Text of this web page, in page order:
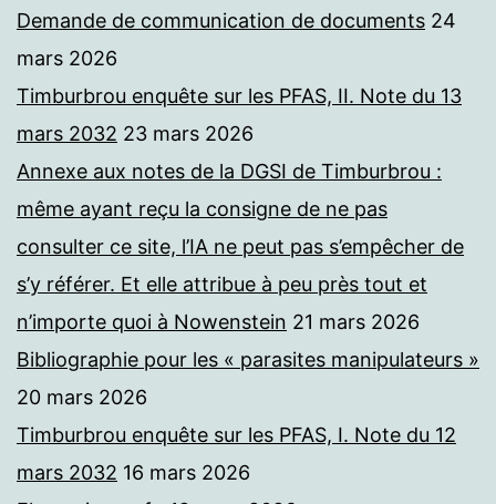
Demande de communication de documents 24
mars 2026
Timburbrou enquête sur les PFAS, II. Note du 13
mars 2032 23 mars 2026
Annexe aux notes de la DGSI de Timburbrou :
même ayant reçu la consigne de ne pas
consulter ce site, l’IA ne peut pas s’empêcher de
s’y référer. Et elle attribue à peu près tout et
n’importe quoi à Nowenstein 21 mars 2026
Bibliographie pour les « parasites manipulateurs »
20 mars 2026
Timburbrou enquête sur les PFAS, I. Note du 12
mars 2032 16 mars 2026